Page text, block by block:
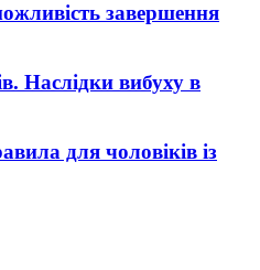
завершення
Наслідки вибуху в
для чоловіків із